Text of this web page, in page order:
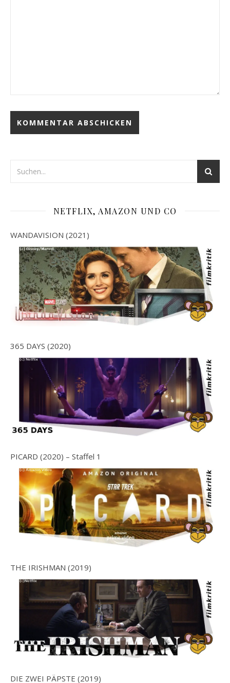
NETFLIX, AMAZON UND CO
WANDAVISION (2021)
365 DAYS (2020)
PICARD (2020) – Staffel 1
THE IRISHMAN (2019)
DIE ZWEI PÄPSTE (2019)